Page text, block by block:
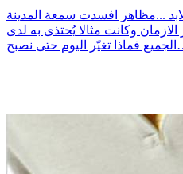
...مظاهر افسدت سمعة المدينة
وكانت مثالا يُحتذى به لدى
حتى نصبح…